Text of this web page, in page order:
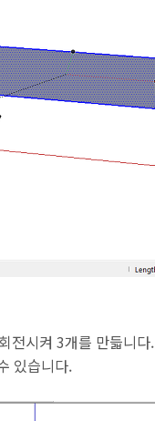
전시켜 3개를 만듧니다.
있습니다.